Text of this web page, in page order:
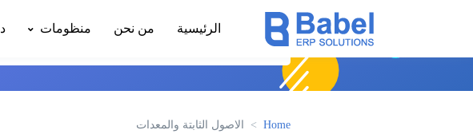
الرئيسية من نحن منظومات
Home الاصول الثابتة والمعدات